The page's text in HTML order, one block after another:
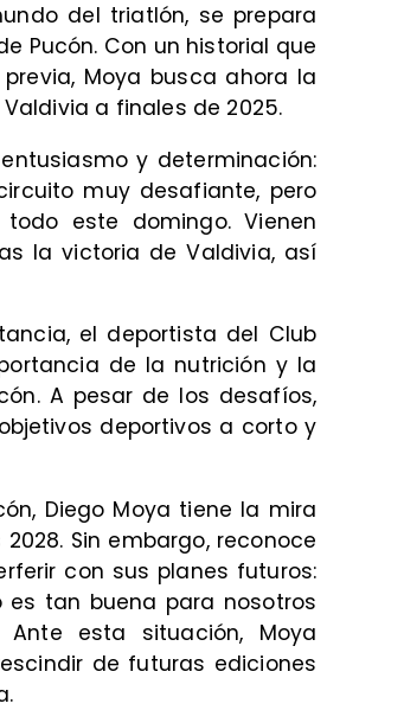
del triatlón, se prepara
Pucón. Con un historial que
Moya busca ahora la
a finales de 2025.
y determinación:
muy desafiante, pero
este domingo. Vienen
la victoria de Valdivia, así
el deportista del Club
de la nutrición y la
A pesar de los desafíos,
deportivos a corto y
Diego Moya tiene la mira
Sin embargo, reconoce
con sus planes futuros:
tan buena para nosotros
esta situación, Moya
de futuras ediciones